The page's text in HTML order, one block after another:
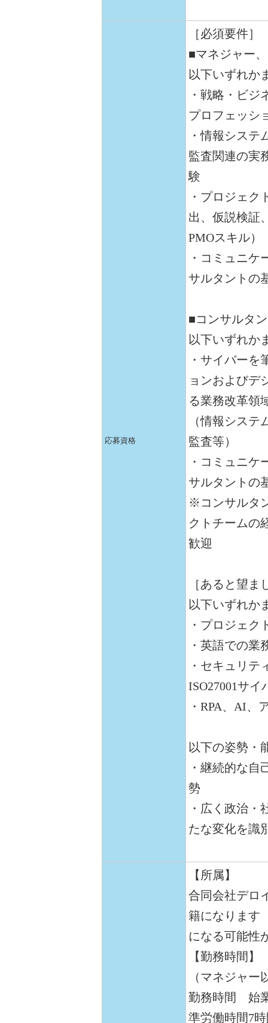
応募資格
［必須要件］
■マネジャー
以下いずれか
・戦略・ビジ
プロフェッシ
・情報システ
監査関連の実
験
・プロジェク
出、仮説検証
PMOスキル）
・コミュニケ
サルタントの
■コンサルタ
以下いずれか
・サイバーを
ョンおよびデ
る業務改革領
（情報シス
監査等）
・コミュニケ
サルタントの
※コンサルタ
クトチームの
歓迎
［あると望ま
以下いずれか
・プロジェク
・英語での業
・セキュリテ
ISO27001サ
・RPA、AI、
以下の姿勢・
・継続的な自
勢
・広く政治・
たな変化を識
【所属】
合同会社デロ
籍になります
になる可能性
【勤務時間】
（マネジャー
勤務時間 始
準労働時間7